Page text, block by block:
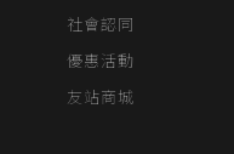
社會認同
優惠活動
友站商城